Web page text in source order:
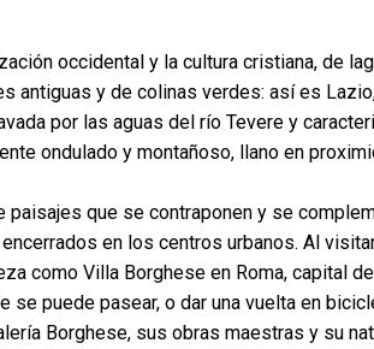
occidental y la cultura cristiana, de
antiguas y de colinas verdes: así es
por las aguas del río Tevere y
ondulado y montañoso, llano en
paisajes que se contraponen y se
en los centros urbanos. Al
como Villa Borghese en Roma, capital
se puede pasear, o dar una vuelta en
Borghese, sus obras maestras y su